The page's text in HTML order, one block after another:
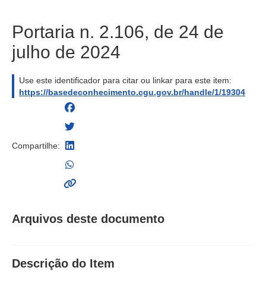
Portaria n. 2.106, de 24 de
julho de 2024
Use este identificador para citar ou linkar para este item:
https://basedeconhecimento.cgu.gov.br/handle/1/19304
Compartilhe:
Arquivos deste documento
Descrição do Item